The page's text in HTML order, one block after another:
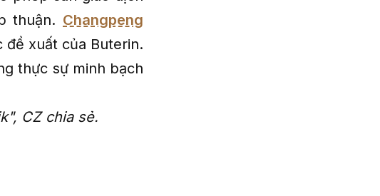
thuận. Changpeng
đề xuất của Buterin.
thực sự minh bạch
CZ chia sẻ.